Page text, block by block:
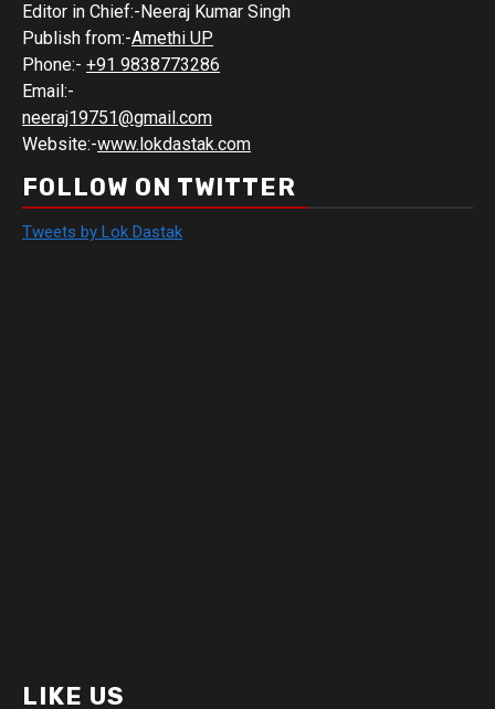
Editor in Chief:-Neeraj Kumar Singh
Publish from:-Amethi UP
Phone:- +91 9838773286
Email:-
neeraj19751@gmail.com
Website:-www.lokdastak.com
FOLLOW ON TWITTER
Tweets by Lok Dastak
LIKE US